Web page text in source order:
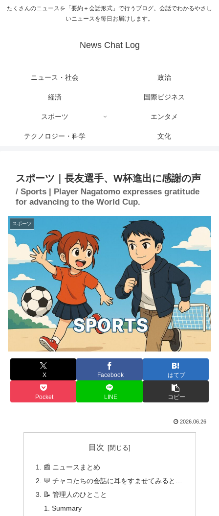
たくさんのニュースを「要約＋会話形式」で行うブログ。会話でわかるやさし
いニュースを毎日お届けします。
News Chat Log
ニュース・社会 政治
経済 国際ビジネス
スポーツ エンタメ
テクノロジー・科学 文化
スポーツ｜長友選手、W杯進出に感謝の声
/ Sports | Player Nagatomo expresses gratitude
for advancing to the World Cup.
スポーツ
X Facebook はてブ
Pocket LINE コピー
2026.06.26
目次
📰 ニュースまとめ
💬 チャコたちの会話に耳をすませてみると…
📝 管理人のひとこと
Summary